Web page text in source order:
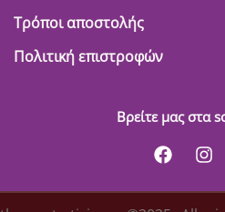
Τρόποι αποστολής
Πολιτική επιστροφών
Βρείτε μας στα